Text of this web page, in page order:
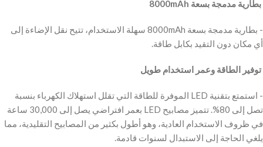
‫ بطارية مدمجة بسعة 8000mAh
‫- بطارية مدمجة بسعة 8000mAh سهلة الاستخدام، تتيح نقل الإضاءة إلى
أي مكان دون التقيد بكابل طاقة.
‫ توفير الطاقة وعمر استخدام طويل
‫- استمتع بتقنية LED الموفرة للطاقة التي تقلل استهلاك الكهرباء بنسبة
تصل إلى 80%. تتميز مصابيح LED بعمر افتراضي يصل إلى 30,000 ساعة
في ظروف الاستخدام العادية، وهو أطول بكثير من المصابيح التقليدية، مما
يلغي الحاجة إلى الاستبدال لسنوات قادمة.